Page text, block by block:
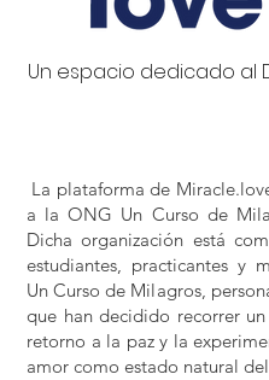
Un espacio dedicado al
La plataforma de
a la ONG Un Curso de
Dicha organización está
estudiantes, practicantes y
Un Curso de Milagros,
que han decidido recorrer
retorno a la paz y la
amor como estado natural del